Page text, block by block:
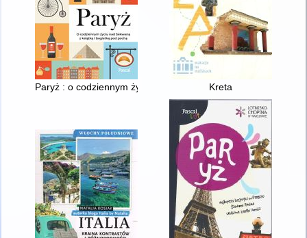
Paryż : o codziennym życiu nd Sekwaną z książką i bagietką
Kreta